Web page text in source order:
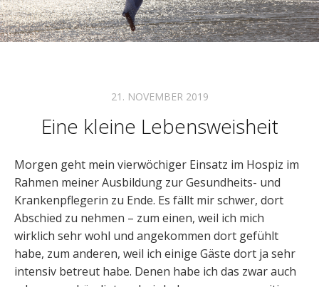
21. NOVEMBER 2019
Eine kleine Lebensweisheit
Morgen geht mein vierwöchiger Einsatz im Hospiz im
Rahmen meiner Ausbildung zur Gesundheits- und
Krankenpflegerin zu Ende. Es fällt mir schwer, dort
Abschied zu nehmen – zum einen, weil ich mich
wirklich sehr wohl und angekommen dort gefühlt
habe, zum anderen, weil ich einige Gäste dort ja sehr
intensiv betreut habe. Denen habe ich das zwar auch